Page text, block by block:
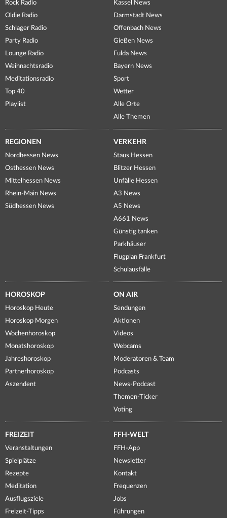
Rock Radio
Oldie Radio
Schlager Radio
Party Radio
Lounge Radio
Weihnachtsradio
Meditationsradio
Top 40
Playlist
Kassel News
Darmstadt News
Offenbach News
Gießen News
Fulda News
Bayern News
Sport
Wetter
Alle Orte
Alle Themen
REGIONEN
Nordhessen News
Osthessen News
Mittelhessen News
Rhein-Main News
Südhessen News
VERKEHR
Staus Hessen
Blitzer Hessen
Unfälle Hessen
A3 News
A5 News
A661 News
Günstig tanken
Parkhäuser
Flugplan Frankfurt
Schulausfälle
HOROSKOP
Horoskop Heute
Horoskop Morgen
Wochenhoroskop
Monatshoroskop
Jahreshoroskop
Partnerhoroskop
Aszendent
ON AIR
Sendungen
Aktionen
Videos
Webcams
Moderatoren & Team
Podcasts
News-Podcast
Themen-Ticker
Voting
FREIZEIT
Veranstaltungen
Spielplätze
Rezepte
Meditation
Ausflugsziele
Freizeit-Tipps
FFH-WELT
FFH-App
Newsletter
Kontakt
Frequenzen
Jobs
Führungen